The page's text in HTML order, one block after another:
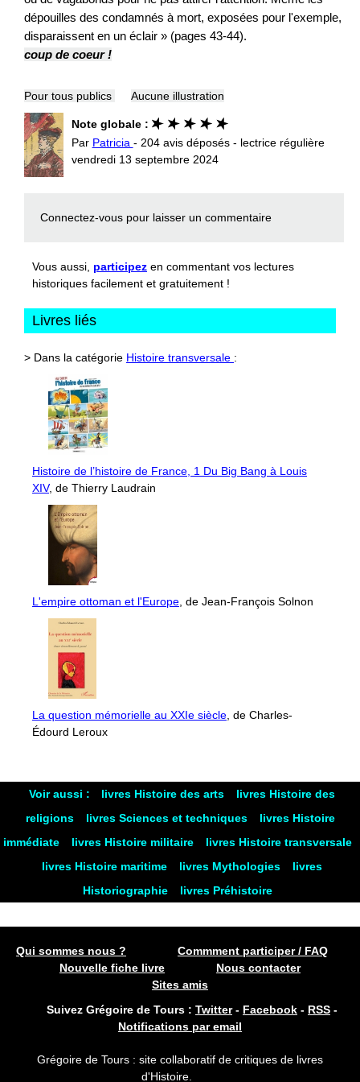
dépouilles des condamnés à mort, exposées pour l'exemple,
disparaissent en un éclair » (pages 43-44).
coup de coeur !
Pour tous publics Aucune illustration
Note globale :
Par Patricia - 204 avis déposés - lectrice régulière
vendredi 13 septembre 2024
Connectez-vous pour laisser un commentaire
Vous aussi, participez en commentant vos lectures
historiques facilement et gratuitement !
Livres liés
> Dans la catégorie Histoire transversale :
Histoire de l’histoire de France, 1 Du Big Bang à Louis
XIV, de Thierry Laudrain
L'empire ottoman et l'Europe , de Jean-François Solnon
La question mémorielle au XXIe siècle , de Charles-
Édourd Leroux
Voir aussi : livres Histoire des arts
livres Histoire des
religions
livres Sciences et techniques
livres Histoire
immédiate
livres Histoire militaire
livres Histoire transversale
livres Histoire maritime
livres Mythologies
livres
Historiographie
livres Préhistoire
Qui sommes nous ?
Commment participer / FAQ
Nouvelle fiche livre
Nous contacter
Sites amis
Suivez Grégoire de Tours : Twitter- Facebook - RSS -
Notifications par email
Grégoire de Tours : site collaboratif de critiques de livres
d'Histoire.